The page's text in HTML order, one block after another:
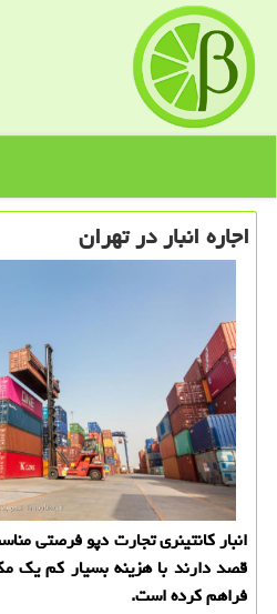
اجاره انبار در تهران
انبار كانتینری تجارت دپو فرصتی
قصد دارند با هزینه بسیار كم یك
فراهم كرده است.